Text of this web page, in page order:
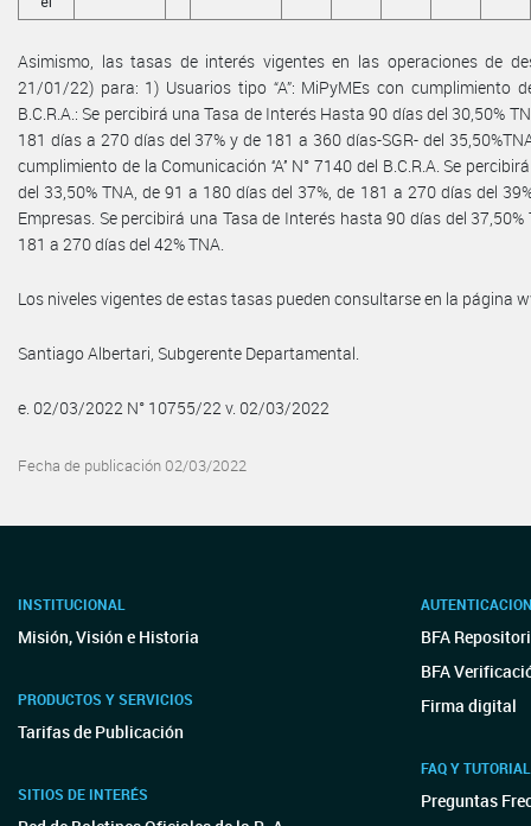
Asimismo, las tasas de interés vigentes en las operaciones de
21/01/22) para: 1) Usuarios tipo “A”: MiPyMEs con cumplimiento de
B.C.R.A.: Se percibirá una Tasa de Interés Hasta 90 días del 30,50%
181 días a 270 días del 37% y de 181 a 360 días-SGR- del
cumplimiento de la Comunicación ‘‘A’’ N° 7140 del B.C.R.A. Se
del 33,50% TNA, de 91 a 180 días del 37%, de 181 a 270 días del
Empresas. Se percibirá una Tasa de Interés hasta 90 días del
181 a 270 días del 42% TNA.
Los niveles vigentes de estas tasas pueden consultarse en la página
Santiago Albertari, Subgerente Departamental.
e. 02/03/2022 N° 10755/22 v. 02/03/2022
Fecha de publicación 02/03/2022
INSTITUCIONAL
Misión, Visión e Historia
PRODUCTOS Y SERVICIOS
Tarifas de Publicación
SITIOS DE INTERÉS
BFA
BFA
Firma digital
FAQ Y
Preguntas